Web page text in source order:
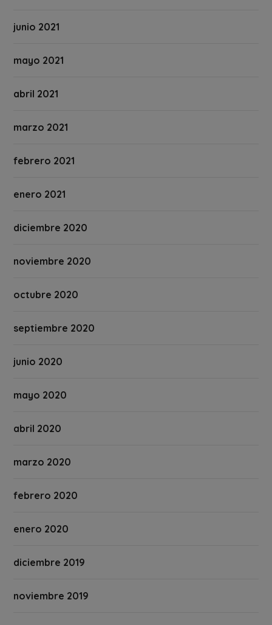
junio 2021
mayo 2021
abril 2021
marzo 2021
febrero 2021
enero 2021
diciembre 2020
noviembre 2020
octubre 2020
septiembre 2020
junio 2020
mayo 2020
abril 2020
marzo 2020
febrero 2020
enero 2020
diciembre 2019
noviembre 2019